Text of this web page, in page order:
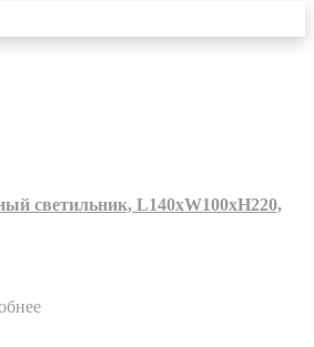
светильник, L140xW100хH220,